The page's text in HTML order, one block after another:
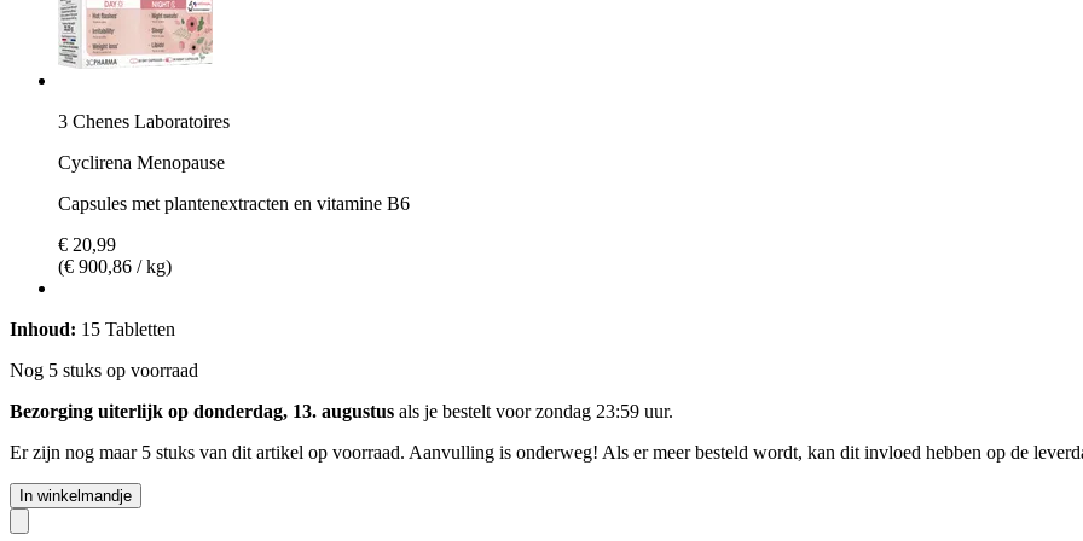
3 Chenes Laboratoires
Cyclirena Menopause
Capsules met plantenextracten en vitamine B6
€ 20,99
(€ 900,86 / kg)
Inhoud: 15 Tabletten
Nog 5 stuks op voorraad
Bezorging uiterlijk op donderdag, 13. augustus als je bestelt voorzondag 23:59 uur.
Er zijn nog maar 5 stuks van dit artikel op voorraad. Aanvulling is onderweg! Als er meer besteld wordt, kan dit invloed hebben op de
In winkelmandje